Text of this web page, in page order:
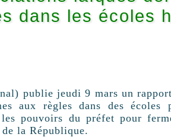
dans les écoles
publie jeudi 9 mars un
aux règles dans des écoles
pouvoirs du préfet pour
la République.